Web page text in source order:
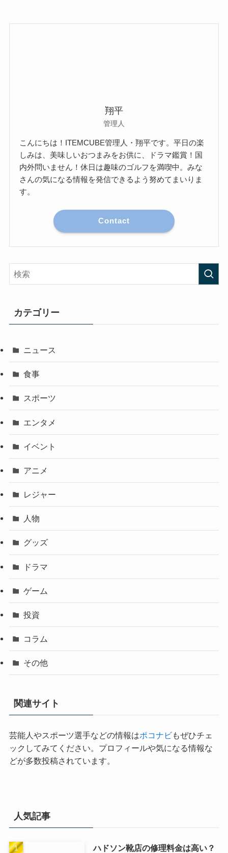
翔平
管理人
こんにちは！ITEMCUBE管理人・翔平です。平日の楽
しみは、美味しいおつまみをお供に、ドラマ鑑賞！国
内外問いません！休日は趣味のゴルフを満喫中。みな
さんの気になる情報を発信できるよう努めてまいりま
す。
Contact
カテゴリー
ニュース
食事
スポーツ
エンタメ
イベント
アニメ
レジャー
人物
グッズ
ドラマ
ゲーム
投資
コラム
その他
関連サイト
芸能人やスポーツ選手などの情報はポコナビもぜひチェ
ックしてみてください。プロフィールや気になる情報な
どが多数投稿されています。
人気記事
ハドソン靴店の修理料金は高い？